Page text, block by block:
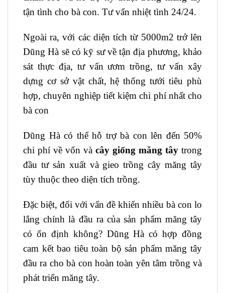
tận tình cho bà con. Tư vấn nhiệt tình 24/24.
Ngoài ra, với các diện tích từ 5000m2 trở lên
Dũng Hà sẽ có kỹ sư về tận địa phương, khảo
sát thực địa, tư vấn ươm trồng, tư vấn xây
dựng cơ sở vật chất, hệ thống tưới tiêu phù
hợp, chuyên nghiệp tiết kiệm chi phí nhất cho
bà con
Dũng Hà có thể hỗ trợ bà con lên đến 50%
chi phí về vốn và cây giống măng tây trong
đầu tư sản xuất và gieo trồng cây măng tây
tùy thuộc theo diện tích trồng.
Đặc biệt, đối với vấn đề khiến nhiều bà con lo
lắng chính là đầu ra của sản phẩm măng tây
có ổn định không? Dũng Hà có hợp đồng
cam kết bao tiêu toàn bộ sản phẩm măng tây
đầu ra cho bà con hoàn toàn yên tâm trồng và
phát triển măng tây.